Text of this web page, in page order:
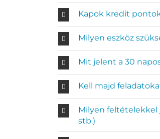
Kapok kredit
Milyen eszköz
Mit jelent a 30
Kell majd
Milyen feltételekkel
stb.)